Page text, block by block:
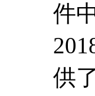
件
供